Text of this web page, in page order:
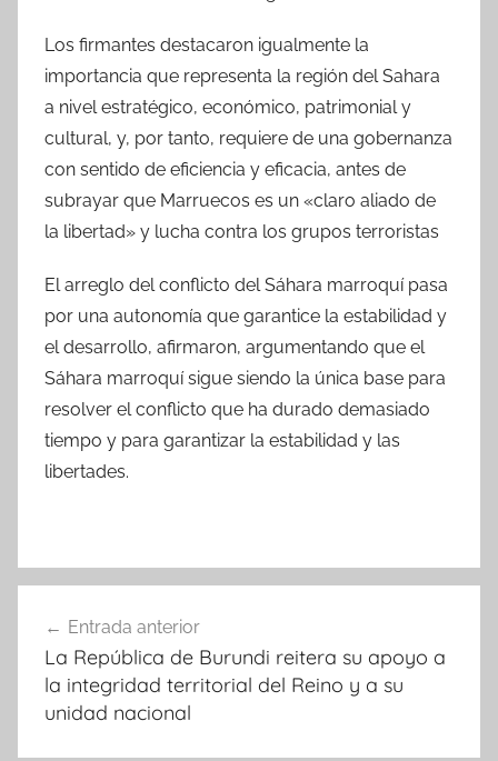
Los firmantes destacaron igualmente la
importancia que representa la región del Sahara
a nivel estratégico, económico, patrimonial y
cultural, y, por tanto, requiere de una gobernanza
con sentido de eficiencia y eficacia, antes de
subrayar que Marruecos es un «claro aliado de
la libertad» y lucha contra los grupos terroristas
El arreglo del conflicto del Sáhara marroquí pasa
por una autonomía que garantice la estabilidad y
el desarrollo, afirmaron, argumentando que el
Sáhara marroquí sigue siendo la única base para
resolver el conflicto que ha durado demasiado
tiempo y para garantizar la estabilidad y las
libertades.
de
entradas
Entrada anterior
La República de Burundi reitera su apoyo a
la integridad territorial del Reino y a su
unidad nacional